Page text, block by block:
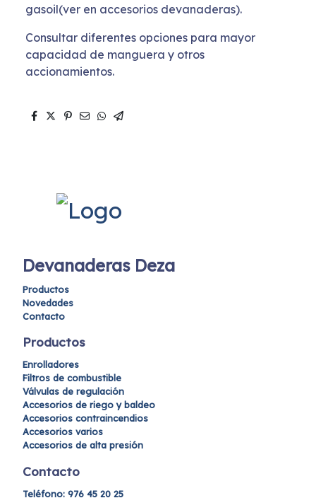
gasoil(ver en accesorios devanaderas).
Consultar diferentes opciones para mayor
capacidad de manguera y otros
accionamientos.
Devanaderas Deza
Productos
Novedades
Contacto
Productos
Enrolladores
Filtros de combustible
Válvulas de regulación
Accesorios de riego y baldeo
Accesorios contraincendios
Accesorios varios
Accesorios de alta presión
Contacto
Teléfono: 976 45 20 25